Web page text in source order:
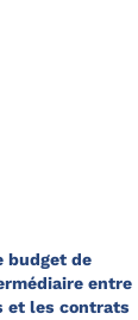
budget de
entre
et les contrats